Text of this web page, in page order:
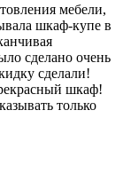
мебели,
шкаф-купе в
сделано очень
сделали!
шкаф!
только